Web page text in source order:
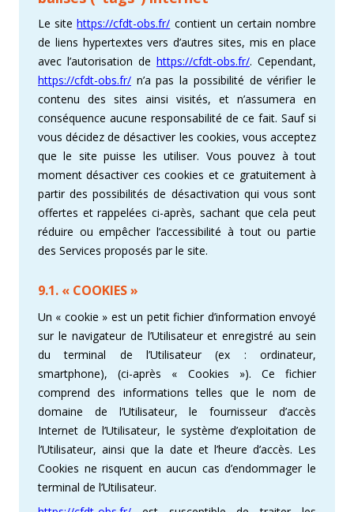
Le sitehttps://cfdt-obs.fr/ contient un certain nombre
de liens hypertextes vers d’autres sites, mis en place
avec l’autorisation de https://cfdt-obs.fr/. Cependant,
https://cfdt-obs.fr/ n’a pas la possibilité de vérifier le
contenu des sites ainsi visités, et n’assumera en
conséquence aucune responsabilité de ce fait. Sauf si
vous décidez de désactiver les cookies, vous acceptez
que le site puisse les utiliser. Vous pouvez à tout
moment désactiver ces cookies et ce gratuitement à
partir des possibilités de désactivation qui vous sont
offertes et rappelées ci-après, sachant que cela peut
réduire ou empêcher l’accessibilité à tout ou partie
des Services proposés par le site.
9.1. « COOKIES »
Un « cookie » est un petit fichier d’information envoyé
sur le navigateur de l’Utilisateur et enregistré au sein
du terminal de l’Utilisateur (ex : ordinateur,
smartphone), (ci-après « Cookies »). Ce fichier
comprend des informations telles que le nom de
domaine de l’Utilisateur, le fournisseur d’accès
Internet de l’Utilisateur, le système d’exploitation de
l’Utilisateur, ainsi que la date et l’heure d’accès. Les
Cookies ne risquent en aucun cas d’endommager le
terminal de l’Utilisateur.